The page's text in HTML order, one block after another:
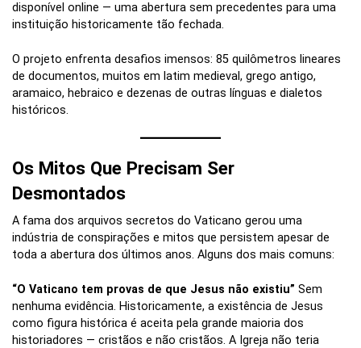
disponível online — uma abertura sem precedentes para uma
instituição historicamente tão fechada.
O projeto enfrenta desafios imensos: 85 quilômetros lineares
de documentos, muitos em latim medieval, grego antigo,
aramaico, hebraico e dezenas de outras línguas e dialetos
históricos.
Os Mitos Que Precisam Ser
Desmontados
A fama dos arquivos secretos do Vaticano gerou uma
indústria de conspirações e mitos que persistem apesar de
toda a abertura dos últimos anos. Alguns dos mais comuns:
“O Vaticano tem provas de que Jesus não existiu” Sem
nenhuma evidência. Historicamente, a existência de Jesus
como figura histórica é aceita pela grande maioria dos
historiadores — cristãos e não cristãos. A Igreja não teria